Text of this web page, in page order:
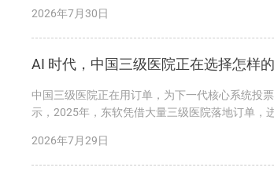
2026年7月30日
AI 时代，中国三级医院正在选择怎样
中国三级医院正在用订单，为下一代核心系统投
示，2025年，东软凭借大量三级医院落地订单，
2026年7月29日